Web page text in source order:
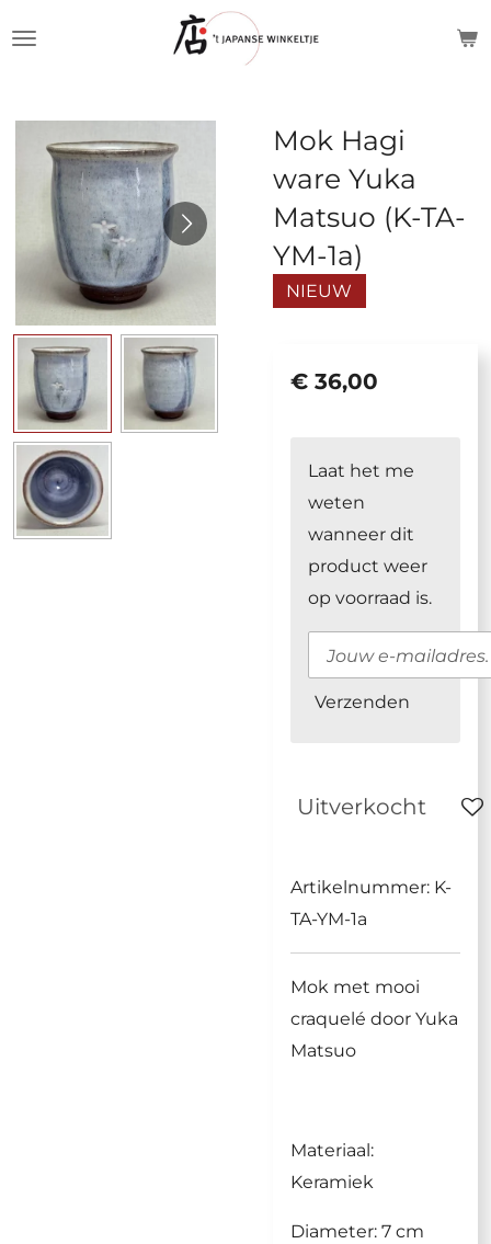
de
hoofdinhoud
Mok Hagi
ware Yuka
Matsuo (K-TA-
YM-1a)
NIEUW
€ 36,00
Laat het me
weten
wanneer dit
product weer
op voorraad is.
Verzenden
Uitverkocht
Artikelnummer: K-
TA-YM-1a
Mok met mooi
craquelé door Yuka
Matsuo
Materiaal:
Keramiek
Diameter: 7 cm